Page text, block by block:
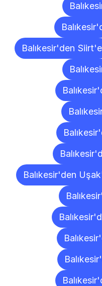
Balıkesir'den Siirt'e
Balıkesir'den